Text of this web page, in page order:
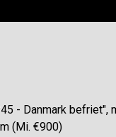
- Danmark befriet",
(Mi. €900)